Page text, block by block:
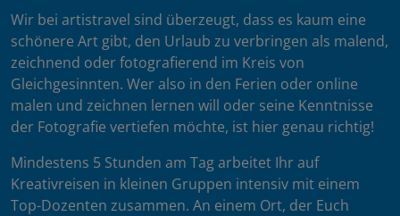
Wir bei artistravel sind überzeugt, dass es kaum eine
schönere Art gibt, den Urlaub zu verbringen als malend,
zeichnend oder fotografierend im Kreis von
Gleichgesinnten. Wer also in den Ferien oder online
malen und zeichnen lernen will oder seine Kenntnisse
der Fotografie vertiefen möchte, ist hier genau richtig!
Mindestens 5 Stunden am Tag arbeitet Ihr auf
Kreativreisen in kleinen Gruppen intensiv mit einem
Top-Dozenten zusammen. An einem Ort, der Euch